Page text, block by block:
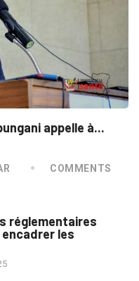
appelle à...
COMMENTS
réglementaires
les